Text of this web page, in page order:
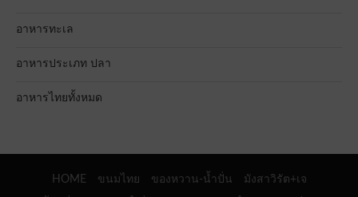
อาหารทะเล
อาหารประเภท ปลา
อาหารไทยทั้งหมด
HOME ขนมไทย ของหวาน-น้ำปั่น
มังสาวิรัต+เจ